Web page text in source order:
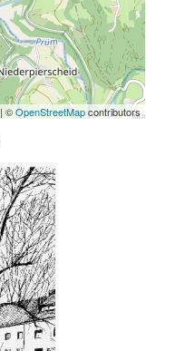
| ©OpenStreetMapcontributors